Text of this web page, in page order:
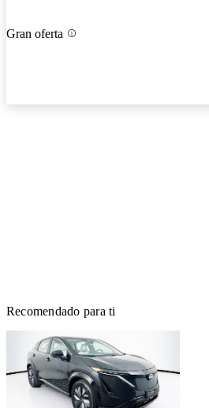
Gran oferta
Recomendado para ti